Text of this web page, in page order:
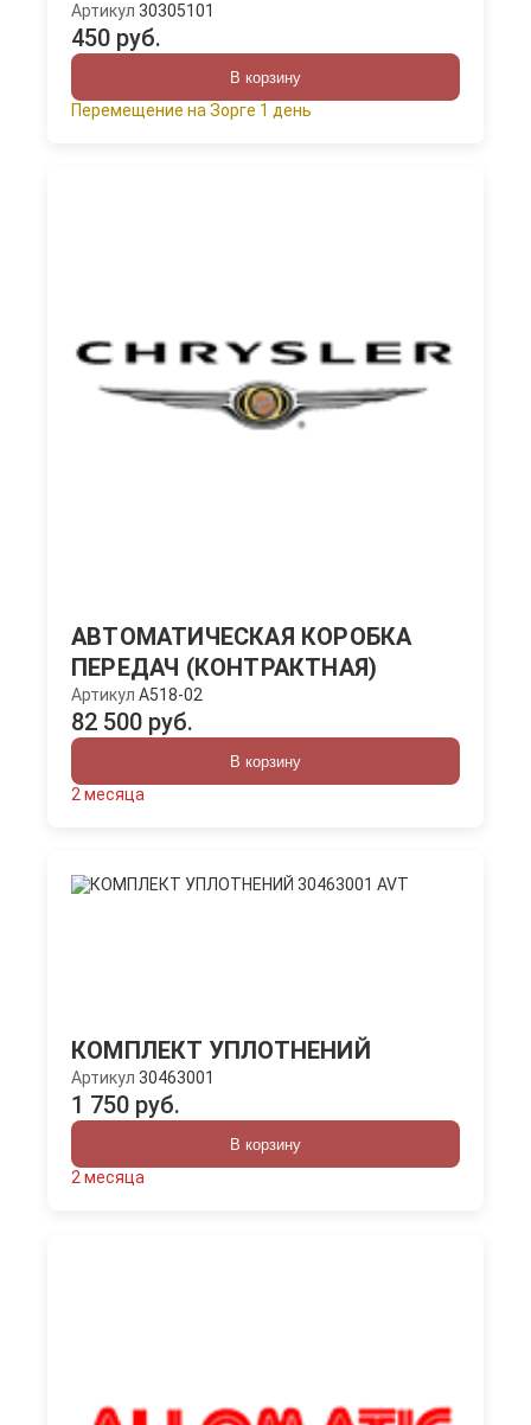
Артикул 30305101
450 руб.
В корзину
Перемещение на Зорге 1 день
АВТОМАТИЧЕСКАЯ КОРОБКА
ПЕРЕДАЧ (КОНТРАКТНАЯ)
Артикул A518-02
82 500 руб.
В корзину
2 месяца
КОМПЛЕКТ УПЛОТНЕНИЙ
Артикул 30463001
1 750 руб.
В корзину
2 месяца